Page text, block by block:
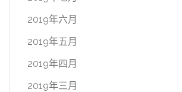
2019年六月
2019年五月
2019年四月
2019年三月